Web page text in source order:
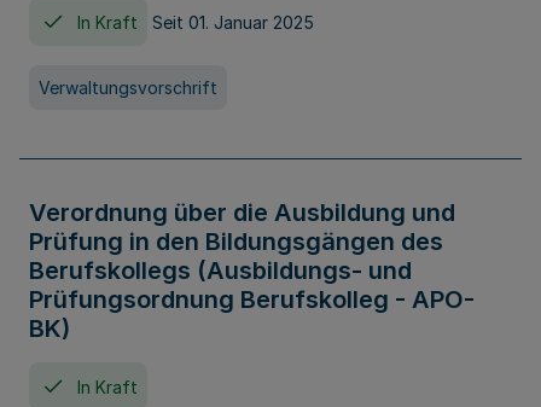
In Kraft Seit 01. Januar 2025
Verwaltungsvorschrift
Verordnung über die Ausbildung und
Prüfung in den Bildungsgängen des
Berufskollegs (Ausbildungs- und
Prüfungsordnung Berufskolleg - APO-
BK)
In Kraft